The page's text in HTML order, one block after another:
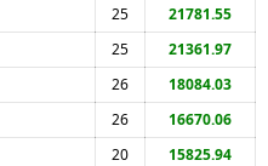
25
21781.55
25
21361.97
26
18084.03
26
16670.06
20
15825.94